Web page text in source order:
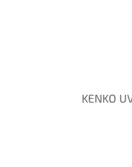
KENKO